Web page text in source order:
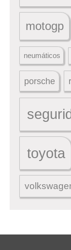
motogp
neumáticos
porsche
toyota